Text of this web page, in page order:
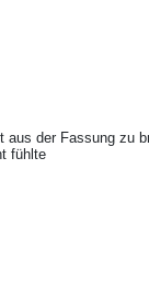
der Fassung zu
fühlte